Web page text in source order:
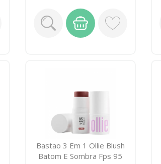
Bastao 3 Em 1 Ollie Blush
Batom E Sombra Fps 95